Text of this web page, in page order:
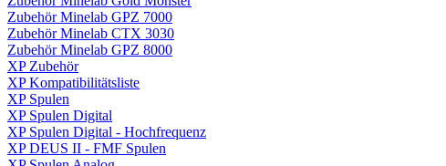
Zubehör Minelab GPZ 7000
Zubehör Minelab CTX 3030
Zubehör Minelab GPZ 8000
XP Zubehör
XP Kompatibilitätsliste
XP Spulen
XP Spulen Digital
XP Spulen Digital - Hochfrequenz
XP DEUS II - FMF Spulen